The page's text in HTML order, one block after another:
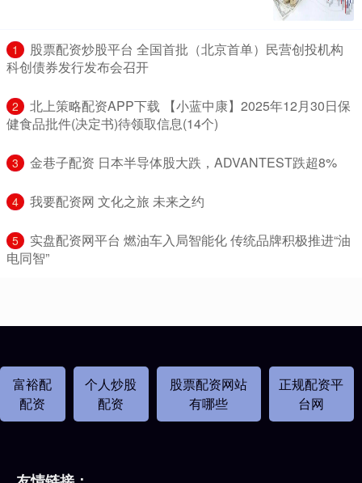
1
​股票配资炒股平台 全国首批（北京首单）民营创投机构
科创债券发行发布会召开
2
​北上策略配资APP下载 【小蓝中康】2025年12月30日保
健食品批件(决定书)待领取信息(14个)
3 ​金巷子配资 日本半导体股大跌，ADVANTEST跌超8%
4 ​我要配资网 文化之旅 未来之约
5
​实盘配资网平台 燃油车入局智能化 传统品牌积极推进“油
电同智”
富裕配
配资
个人炒股
配资
股票配资网站
有哪些
正规配资平
台网